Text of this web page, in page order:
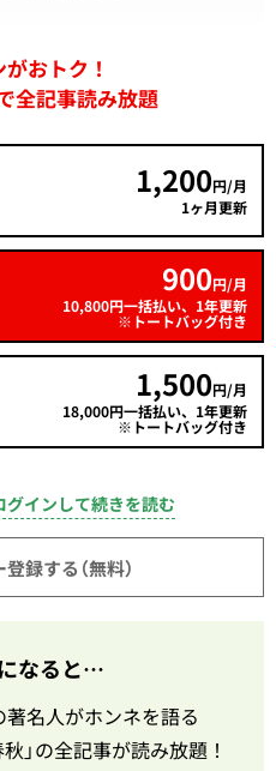
おトク！
全記事読み放題
1,200円/月
1ヶ月更新
900円/月
10,800円一括払い、1年更新
※トートバッグ付き
1,500円/月
18,000円一括払い、1年更新
※トートバッグ付き
インして続きを読む
録する（無料）
なると…
名人がホンネを語る
」の全記事が読み放題！